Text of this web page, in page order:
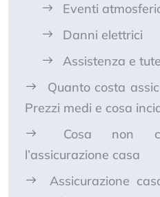
Eventi
Danni elettrici
Assistenza e
Quanto costa
Prezzi medi e cosa
Cosa non
l’assicurazione casa
Assicurazione